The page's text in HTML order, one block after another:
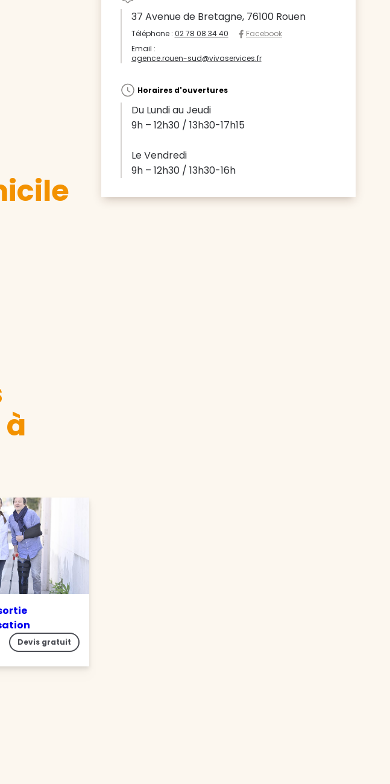
Trouver mon agence
Devis gratuit
37 Avenue de Bretagne, 76100 Rouen
Téléphone : 02 78 08 34 40
Facebook
Email :
agence.rouen-sud@vivaservices.fr
Horaires d'ouvertures
Du Lundi au Jeudi
9h – 12h30 / 13h30-17h15
Le Vendredi
9h – 12h30 / 13h30-16h